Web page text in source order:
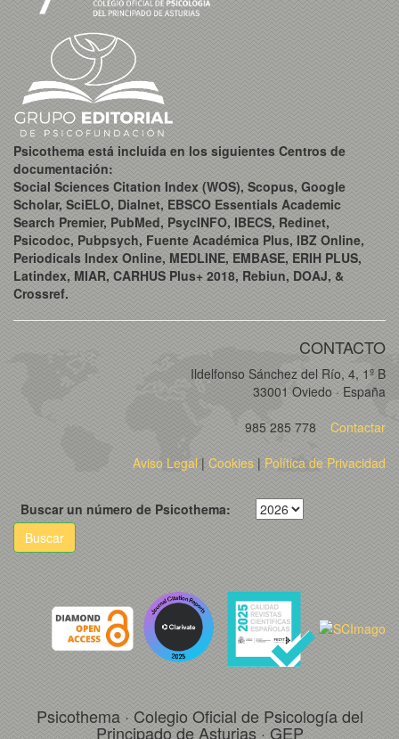
Psicothema está incluida en los siguientes Centros de
documentación:
Social Sciences Citation Index (WOS), Scopus, Google
Scholar, SciELO, Dialnet, EBSCO Essentials Academic
Search Premier, PubMed, PsycINFO, IBECS, Redinet,
Psicodoc, Pubpsych, Fuente Académica Plus, IBZ Online,
Periodicals Index Online, MEDLINE, EMBASE, ERIH PLUS,
Latindex, MIAR, CARHUS Plus+ 2018, Rebiun, DOAJ, &
Crossref.
CONTACTO
Ildelfonso Sánchez del Río, 4, 1º B
33001 Oviedo · España
985 285 778
Contactar
Aviso Legal| Cookies | Política de Privacidad
Buscar un número de Psicothema:
Buscar
Psicothema · Colegio Oficial de Psicología del
Principado de Asturias · GEP